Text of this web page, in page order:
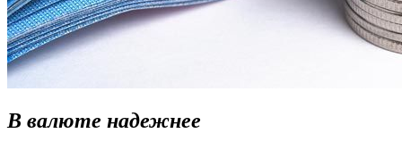
В валюте надежнее